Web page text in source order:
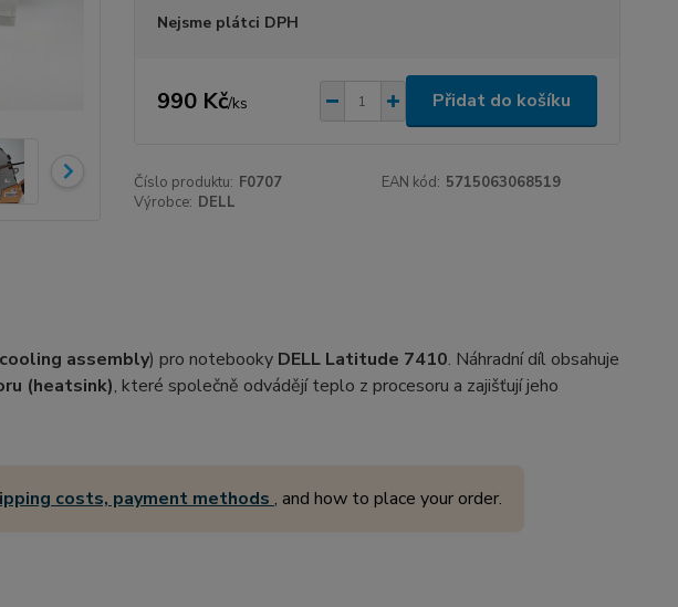
Nejsme plátci DPH
990 Kč/ks Přidat do košíku
Číslo produktu: F0707 EAN kód: 5715063068519
Výrobce: DELL
assembly) pro notebooky DELL Latitude 7410. Náhradní díl obsahuje
(heatsink), které společně odvádějí teplo z procesoru a zajišťují jeho
costs, payment methods, and how to place your order.